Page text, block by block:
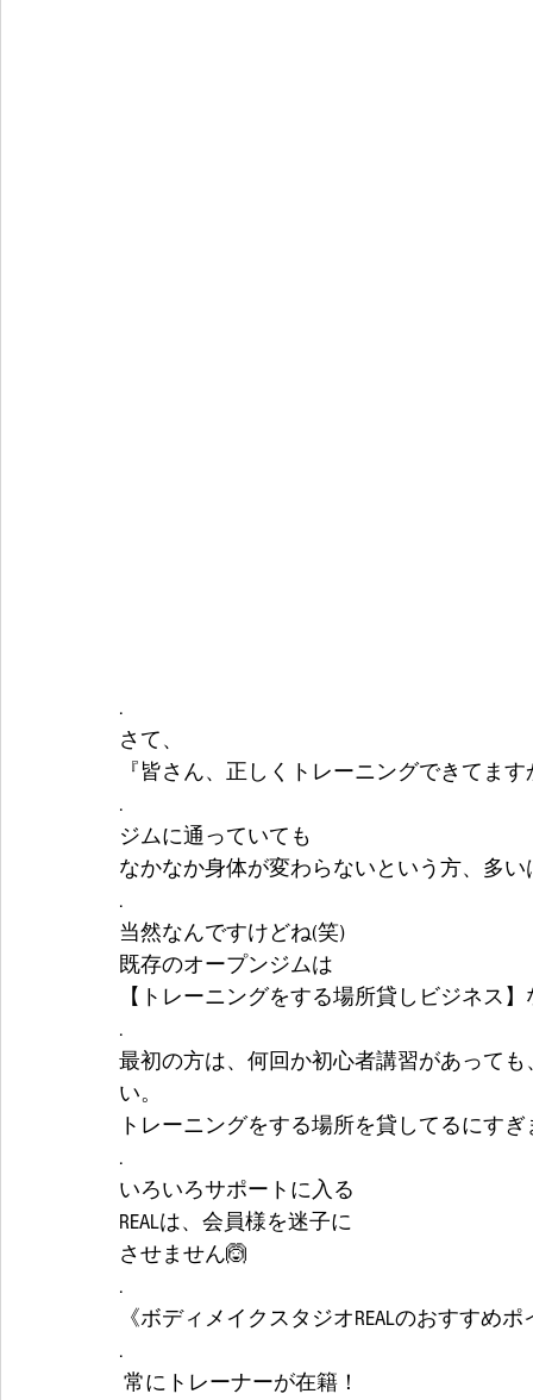
.
さて、
『皆さん、正しくトレーニングできてま
.
ジムに通っていても
なかなか身体が変わらないという方、多い
.
当然なんですけどね(笑)
既存のオープンジムは
【トレーニングをする場所貸しビジネス
.
最初の方は、何回か初心者講習があって
い。
トレーニングをする場所を貸してるにす
.
いろいろサポートに入る
REALは、会員様を迷子に
させません🙆
.
《ボディメイクスタジオREALのおすすめ
.
常にトレーナーが在籍！